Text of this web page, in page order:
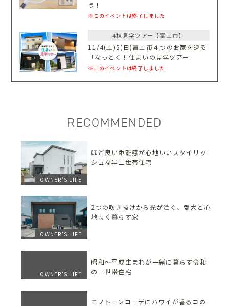
う！
※このイベントは終了しました
4棟見学ツアー【富士市】
11/4(土)5(日)富士市４つのお家を巡る
「なっとく！住まいの見学ツアー」
※このイベントは終了しました
RECOMMENDED
OWNER'S LIFE
ほど良い距離感が心地いいスタイリッ
シュな半二世帯住宅
OWNER'S LIFE
2つの吹き抜けから光が注ぐ、愛犬と心
地よく暮らす家
OWNER'S LIFE
昭和〜平成生まれが一緒に暮らす令和
の三世帯住宅
モノトーンコーデにハワイが香るコの